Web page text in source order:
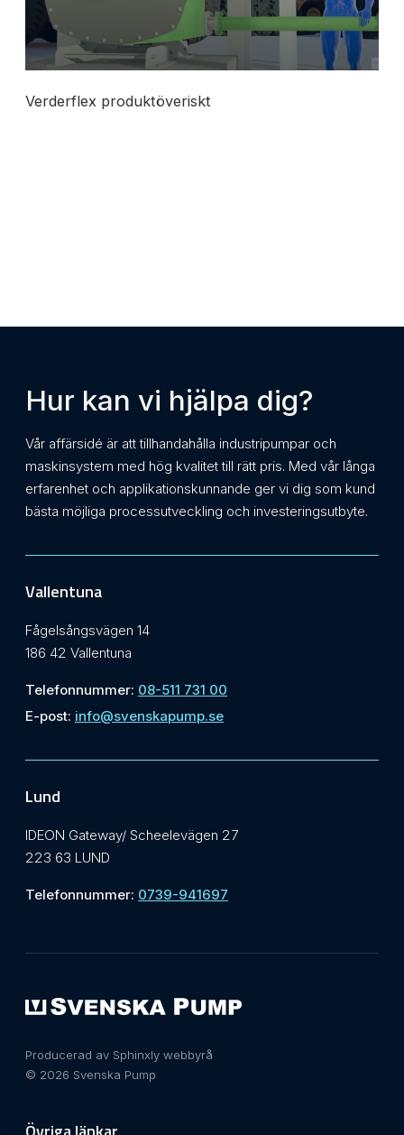
Verderflex produktöveriskt
Hur kan vi hjälpa dig?
Vår affärsidé är att tillhandahålla industripumpar och
maskinsystem med hög kvalitet till rätt pris. Med vår långa
erfarenhet och applikationskunnande ger vi dig som kund
bästa möjliga processutveckling och investeringsutbyte.
Vallentuna
Fågelsångsvägen 14
186 42 Vallentuna
Telefonnummer: 08-511 731 00
E-post: info@svenskapump.se
Lund
IDEON Gateway/ Scheelevägen 27
223 63 LUND
Telefonnummer: 0739-941697
Producerad av Sphinxly webbyrå
© 2026 Svenska Pump